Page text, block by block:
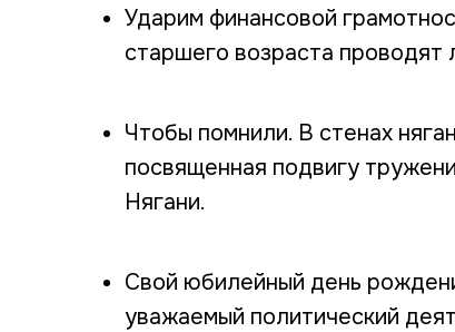
Ударим финансовой
старшего возраста проводят
Чтобы помнили. В стенах
посвященная подвигу
Нягани.
Свой юбилейный день
уважаемый политический